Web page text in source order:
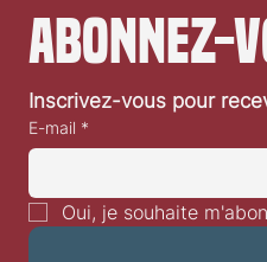
Thomas Crown en 2027
Inscrivez-vous pour
E-mail *
Oui, je souhaite